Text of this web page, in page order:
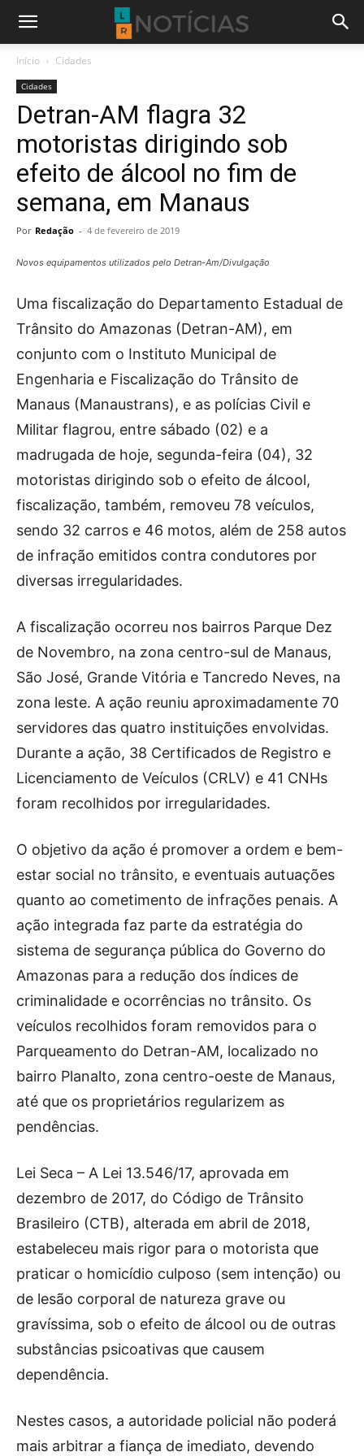
Início Cidades
Cidades
Detran-AM flagra 32
motoristas dirigindo sob
efeito de álcool no fim de
semana, em Manaus
Por Redação - 4 de fevereiro de 2019
Novos equipamentos utilizados pelo Detran-Am/Divulgação
Uma fiscalização do Departamento Estadual de
Trânsito do Amazonas (Detran-AM), em
conjunto com o Instituto Municipal de
Engenharia e Fiscalização do Trânsito de
Manaus (Manaustrans), e as polícias Civil e
Militar flagrou, entre sábado (02) e a
madrugada de hoje, segunda-feira (04), 32
motoristas dirigindo sob o efeito de álcool,
fiscalização, também, removeu 78 veículos,
sendo 32 carros e 46 motos, além de 258 autos
de infração emitidos contra condutores por
diversas irregularidades.
A fiscalização ocorreu nos bairros Parque Dez
de Novembro, na zona centro-sul de Manaus,
São José, Grande Vitória e Tancredo Neves, na
zona leste. A ação reuniu aproximadamente 70
servidores das quatro instituições envolvidas.
Durante a ação, 38 Certificados de Registro e
Licenciamento de Veículos (CRLV) e 41 CNHs
foram recolhidos por irregularidades.
O objetivo da ação é promover a ordem e bem-
estar social no trânsito, e eventuais autuações
quanto ao cometimento de infrações penais. A
ação integrada faz parte da estratégia do
sistema de segurança pública do Governo do
Amazonas para a redução dos índices de
criminalidade e ocorrências no trânsito. Os
veículos recolhidos foram removidos para o
Parqueamento do Detran-AM, localizado no
bairro Planalto, zona centro-oeste de Manaus,
até que os proprietários regularizem as
pendências.
Lei Seca – A Lei 13.546/17, aprovada em
dezembro de 2017, do Código de Trânsito
Brasileiro (CTB), alterada em abril de 2018,
estabeleceu mais rigor para o motorista que
praticar o homicídio culposo (sem intenção) ou
de lesão corporal de natureza grave ou
gravíssima, sob o efeito de álcool ou de outras
substâncias psicoativas que causem
dependência.
Nestes casos, a autoridade policial não poderá
mais arbitrar a fiança de imediato, devendo